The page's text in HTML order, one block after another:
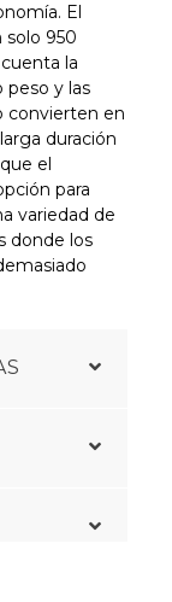
El
solo 950
la
peso y las
convierten en
duración
el
para
variedad de
donde los